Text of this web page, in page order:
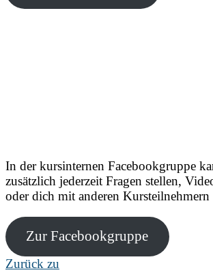
In der kursinternen Facebookgruppe
zusätzlich jederzeit Fragen stellen,
oder dich mit anderen Kursteilnehmern
Zur Facebookgruppe
Zurück zu